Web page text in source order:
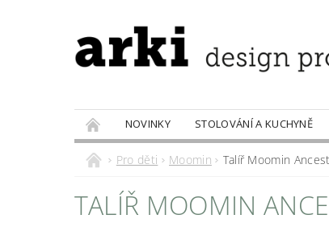
NOVINKY STOLOVÁNÍ A KUCHYNĚ
PRODÁVANÉ ZNAČKY
DOBROTY
Pro děti Moomin Talíř Moomin
TALÍŘ MOOMIN